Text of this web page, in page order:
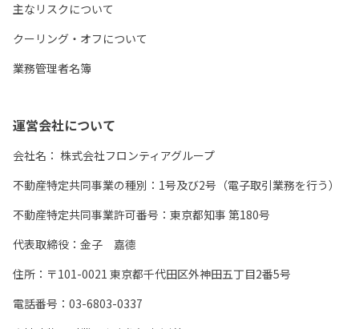
主なリスクについて
クーリング・オフについて
業務管理者名簿
運営会社について
会社名： 株式会社フロンティアグループ
不動産特定共同事業の種別：1号及び2号（電子取引業務を行う）
不動産特定共同事業許可番号：東京都知事 第180号
代表取締役：金子 嘉德
住所：〒101-0021 東京都千代田区外神田五丁目2番5号
電話番号：03-6803-0337